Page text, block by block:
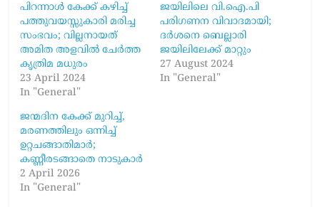
പിറന്നാൾ കേക്ക് കഴിച്ച്
പത്തുവയസ്സുകാരി മരിച്ച
സംഭവം; വില്ലനായത്
അമിത അളവില്‍ ചേര്‍ത്ത
കൃത്രിമ മധുരം
23 April 2024
In "General"
ജയിലിലെ വി.ഐ.പി
പരിഗണന വിവാദമായി;
ദർശനെ ബെല്ലാരി
ജയിലിലേക്ക് മാറ്റും
27 August 2024
In "General"
ജന്മദിന കേക്ക് മുറിച്ച്,
മരണത്തിലും ഒന്നിച്ച്
ഉറ്റചങ്ങാതിമാർ;
കണ്ണീരടങ്ങാതെ നാടുകാർ
2 April 2026
In "General"